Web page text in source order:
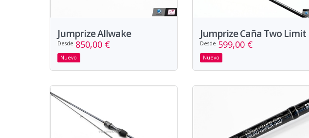
Jumprize Allwake
Desde 850,00 €
Nuevo
Jumprize Caña Two Limit
Desde 599,00 €
Nuevo